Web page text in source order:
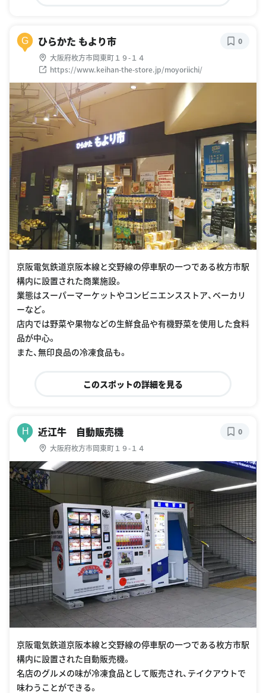
G ひらかた もより市
大阪府枚方市岡東町１９-１４
https://www.keihan-the-store.jp/moyoriichi/
0
京阪電気鉄道京阪本線と交野線の停車駅の一つである枚方市駅
構内に設置された商業施設。
業態はスーパーマーケットやコンビニエンスストア、ベーカリ
ーなど。
店内では野菜や果物などの生鮮食品や有機野菜を使用した食料
品が中心。
また、無印良品の冷凍食品も。
このスポットの詳細を見る
H 近江牛 自動販売機
大阪府枚方市岡東町１９-１４
0
京阪電気鉄道京阪本線と交野線の停車駅の一つである枚方市駅
構内に設置された自動販売機。
名店のグルメの味が冷凍食品として販売され、テイクアウトで
味わうことができる。